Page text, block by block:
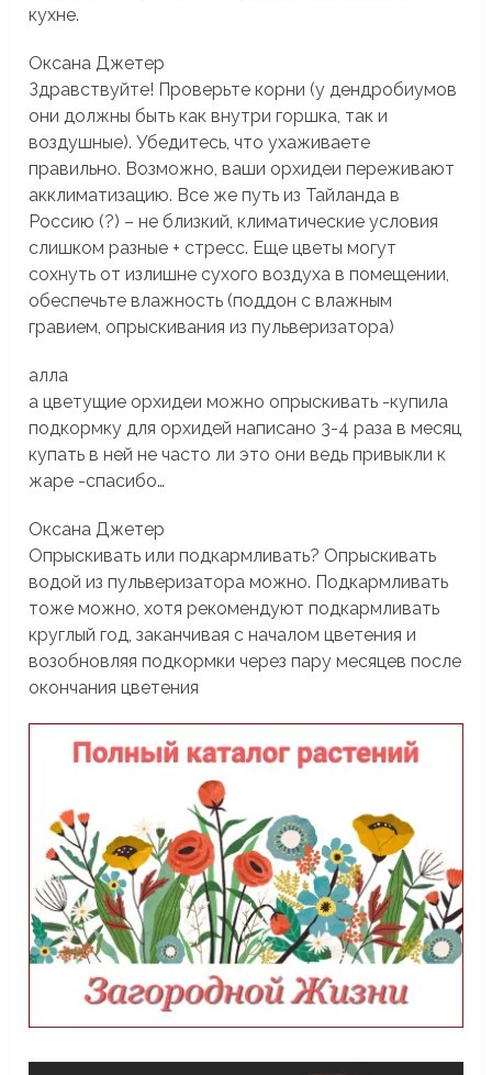
кухне.
Оксана Джетер
Здравствуйте! Проверьте корни (у дендробиумов
они должны быть как внутри горшка, так и
воздушные). Убедитесь, что ухаживаете
правильно. Возможно, ваши орхидеи переживают
акклиматизацию. Все же путь из Тайланда в
Россию (?) – не близкий, климатические условия
слишком разные + стресс. Еще цветы могут
сохнуть от излишне сухого воздуха в помещении,
обеспечьте влажность (поддон с влажным
гравием, опрыскивания из пульверизатора)
алла
а цветущие орхидеи можно опрыскивать -купила
подкормку для орхидей написано 3-4 раза в месяц
купать в ней не часто ли это они ведь привыкли к
жаре -спасибо…
Оксана Джетер
Опрыскивать или подкармливать? Опрыскивать
водой из пульверизатора можно. Подкармливать
тоже можно, хотя рекомендуют подкармливать
круглый год, заканчивая с началом цветения и
возобновляя подкормки через пару месяцев после
окончания цветения